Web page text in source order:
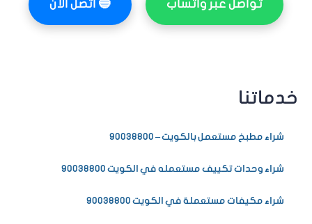
خدماتنا
شراء مطبخ مستعمل بالكويت – 90038800
شراء وحدات تكييف مستعمله في الكويت 90038800
شراء مكيفات مستعملة في الكويت 90038800
تواصل عبر واتساب 🔵 اتصل الآن